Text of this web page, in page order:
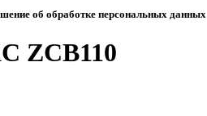
об обработке персональных данных
ZCB110